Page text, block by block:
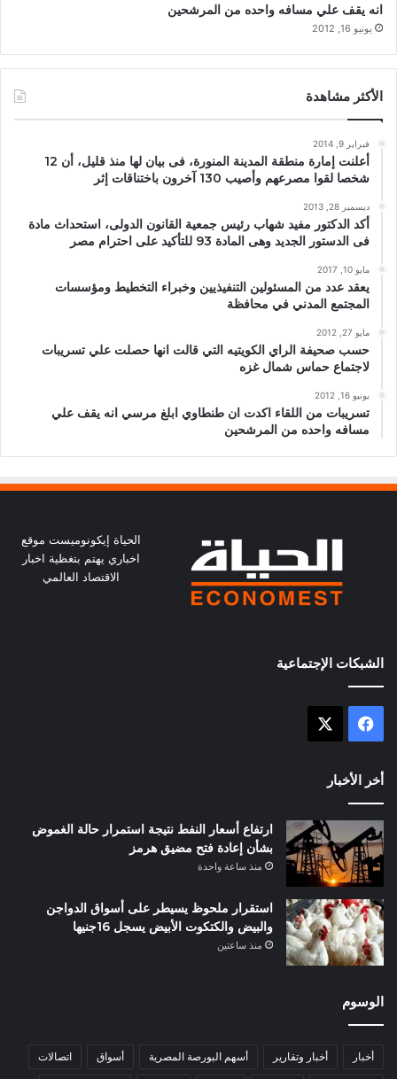
انه يقف علي مسافه واحده من المرشحين
يونيو 16, 2012
الأكثر مشاهدة
فبراير 9, 2014
أعلنت إمارة منطقة المدينة المنورة، فى بيان لها منذ قليل، أن 12
شخصا لقوا مصرعهم وأصيب 130 آخرون باختناقات إثر
ديسمبر 28, 2013
أكد الدكتور مفيد شهاب رئيس جمعية القانون الدولى، استحداث مادة
فى الدستور الجديد وهى المادة 93 للتأكيد على احترام مصر
مايو 10, 2017
يعقد عدد من المسئولين التنفيذيين وخبراء التخطيط ومؤسسات
المجتمع المدني في محافظة
مايو 27, 2012
حسب صحيفة الراي الكويتيه التي قالت انها حصلت علي تسريبات
لاجتماع حماس شمال غزه
يونيو 16, 2012
تسريبات من اللقاء اكدت ان طنطاوي ابلغ مرسي انه يقف علي
مسافه واحده من المرشحين
الحياة إيكونوميست موقع
اخباري يهتم بتغظية اخبار
الاقتصاد العالمي
الشبكات الإجتماعية
فيسبوك
أخر الأخبار
ارتفاع أسعار النفط نتيجة استمرار حالة الغموض
بشأن إعادة فتح مضيق هرمز
منذ ساعة واحدة
استقرار ملحوظ يسيطر على أسواق الدواجن
والبيض والكتكوت الأبيض يسجل 16جنيها
منذ ساعتين
الوسوم
أخبار أخبار وتقارير أسهم البورصة المصرية أسواق اتصالات